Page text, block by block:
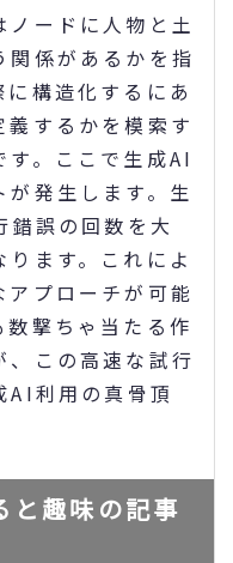
ードに人物と土
係があるかを指
構造化するにあ
するかを模索す
す。ここで生成AI
発生します。生
錯誤の回数を大
ます。これによ
アプローチが可能
撃ちゃ当たる作
この高速な試行
AI利用の真骨頂
と趣味の記事